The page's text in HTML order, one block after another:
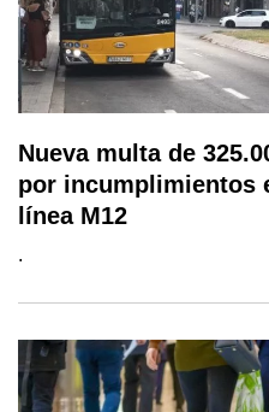
Nueva multa de
por incumplimientos
línea M12
.